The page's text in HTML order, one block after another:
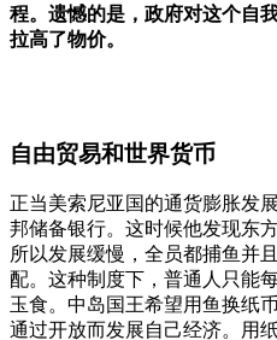
程。遗憾的是，政府对这个自
拉高了物价。
自由贸易和世界货币
正当美索尼亚国的通货膨胀发
邦储备银行。这时候他发现东
所以发展缓慢，全员都捕鱼并
配。这种制度下，普通人只能
玉食。中岛国王希望用鱼换纸
通过开放而发展自己经济。用